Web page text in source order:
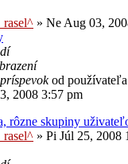
_rasel^ » Ne Aug 03,
od používateľa
2008 3:57 pm
rôzne skupiny
_rasel^ » Pi Júl 25, 2008